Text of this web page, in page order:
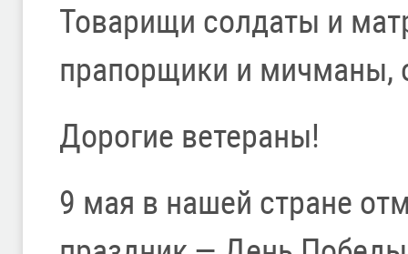
Товарищи солдаты и
прапорщики и мичманы,
Дорогие ветераны!
9 мая в нашей стране